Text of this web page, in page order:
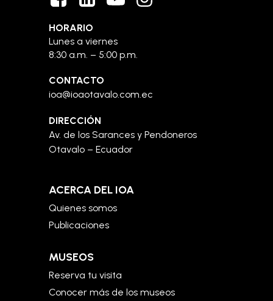
HORARIO
Lunes a viernes
8:30 a.m. – 5:00 p.m.
CONTACTO
ioa@ioaotavalo.com.ec
DIRECCIÓN
Av. de los Sarances y Pendoneros
Otavalo – Ecuador
ACERCA DEL IOA
Quienes somos
Publicaciones
MUSEOS
Reserva tu visita
Conocer más de los museos